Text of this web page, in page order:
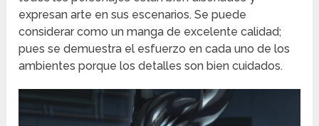
expresan arte en sus escenarios. Se puede
considerar como un manga de excelente calidad;
pues se demuestra el esfuerzo en cada uno de los
ambientes porque los detalles son bien cuidados.